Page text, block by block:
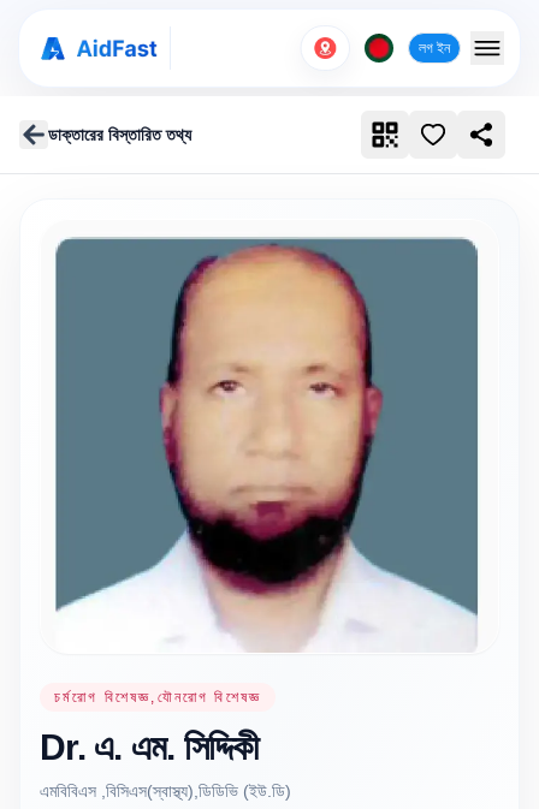
লগ ইন
ডাক্তারের বিস্তারিত তথ্য
চর্মরোগ বিশেষজ্ঞ,যৌনরোগ বিশেষজ্ঞ
Dr. এ. এম. সিদ্দিকী
এমবিবিএস ,বিসিএস(স্বাস্থ্য),ডিডিভি (ইউ.ডি)